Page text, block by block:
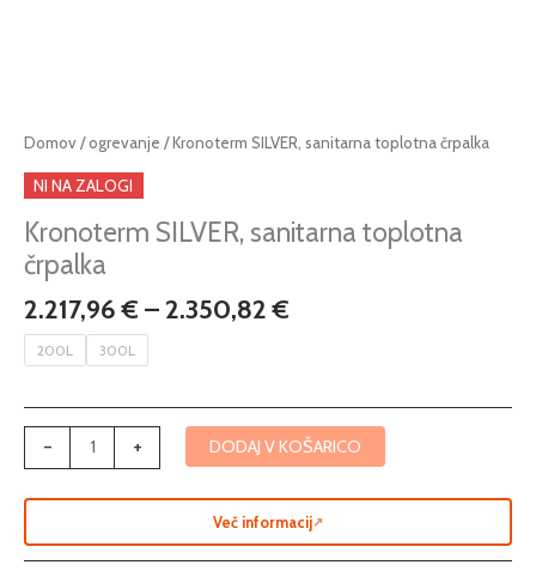
Domov/ogrevanje / Kronoterm SILVER, sanitarna toplotna črpalka
NI NA ZALOGI
Kronoterm SILVER, sanitarna toplotna
črpalka
2.217,96€ – 2.350,82€
Cenovni
2.217,96 €
do
200L 300L
-
Kronoterm
SILVER,
sanitarna
toplotna
črpalka
količina
+ DODAJ V KOŠARICO
Več informacij↗